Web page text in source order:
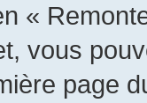
«
vous
page